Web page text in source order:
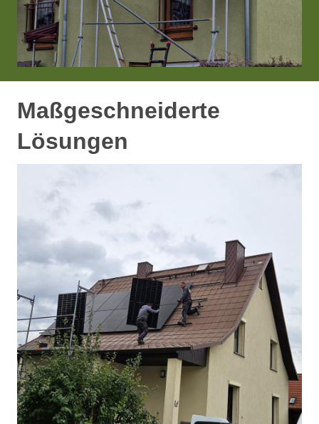
Maßgeschneiderte
Lösungen